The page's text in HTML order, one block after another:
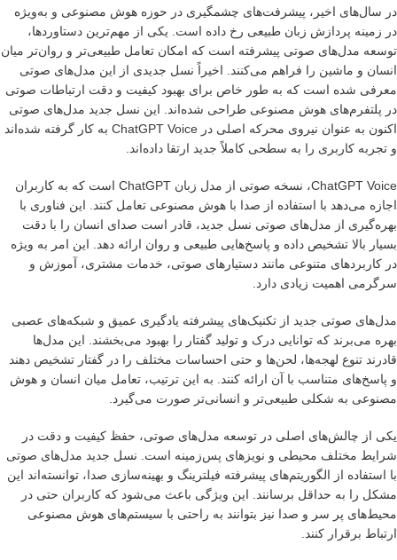
در سال‌های اخیر، پیشرفت‌های چشمگیری در حوزه هوش مصنوعی و به‌ویژه
در زمینه پردازش زبان طبیعی رخ داده است. یکی از مهم‌ترین دستاوردها،
توسعه مدل‌های صوتی پیشرفته است که امکان تعامل طبیعی‌تر و روان‌تر میان
انسان و ماشین را فراهم می‌کنند. اخیراً نسل جدیدی از این مدل‌های صوتی
معرفی شده است که به طور خاص برای بهبود کیفیت و دقت ارتباطات صوتی
در پلتفرم‌های هوش مصنوعی طراحی شده‌اند. این نسل جدید مدل‌های صوتی
اکنون به عنوان نیروی محرکه اصلی در ChatGPT Voice به کار گرفته شده‌اند
و تجربه کاربری را به سطحی کاملاً جدید ارتقا داده‌اند.
ChatGPT Voice، نسخه صوتی از مدل زبان ChatGPT است که به کاربران
اجازه می‌دهد با استفاده از صدا با هوش مصنوعی تعامل کنند. این فناوری با
بهره‌گیری از مدل‌های صوتی نسل جدید، قادر است صدای انسان را با دقت
بسیار بالا تشخیص داده و پاسخ‌هایی طبیعی و روان ارائه دهد. این امر به ویژه
در کاربردهای متنوعی مانند دستیارهای صوتی، خدمات مشتری، آموزش و
سرگرمی اهمیت زیادی دارد.
مدل‌های صوتی جدید از تکنیک‌های پیشرفته یادگیری عمیق و شبکه‌های عصبی
بهره می‌برند که توانایی درک و تولید گفتار را بهبود می‌بخشند. این مدل‌ها
قادرند تنوع لهجه‌ها، لحن‌ها و حتی احساسات مختلف را در گفتار تشخیص دهند
و پاسخ‌های متناسب با آن ارائه کنند. به این ترتیب، تعامل میان انسان و هوش
مصنوعی به شکلی طبیعی‌تر و انسانی‌تر صورت می‌گیرد.
یکی از چالش‌های اصلی در توسعه مدل‌های صوتی، حفظ کیفیت و دقت در
شرایط مختلف محیطی و نویزهای پس‌زمینه است. نسل جدید مدل‌های صوتی
با استفاده از الگوریتم‌های پیشرفته فیلترینگ و بهینه‌سازی صدا، توانسته‌اند این
مشکل را به حداقل برسانند. این ویژگی باعث می‌شود که کاربران حتی در
محیط‌های پر سر و صدا نیز بتوانند به راحتی با سیستم‌های هوش مصنوعی
ارتباط برقرار کنند.